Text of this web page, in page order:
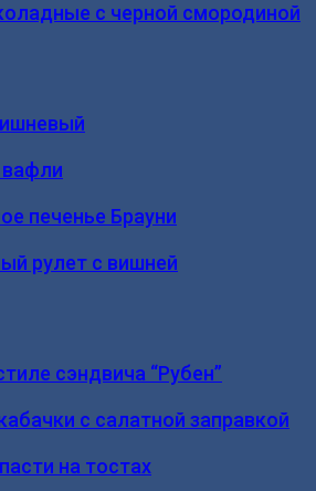
с черной смородиной
печенье Брауни
рулет с вишней
сэндвича “Рубен”
с салатной заправкой
на тостах